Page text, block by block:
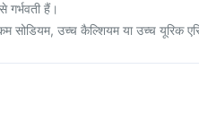
हैं।
उच्च कैल्शियम या उच्च यूरिक